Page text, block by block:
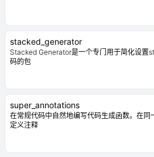
stacked_generator
Stacked Generator是一个专门用于简化设置
码的包
super_annotations
在常规代码中自然地编写代码生成函数。在同
定义注释